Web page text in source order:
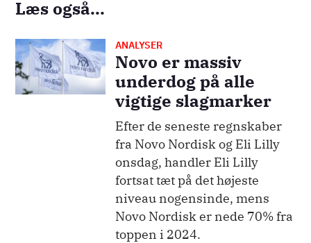
Læs også...
Billede ANALYSER
Novo er massiv
underdog på alle
vigtige slagmarker
Efter de seneste regnskaber
fra Novo Nordisk og Eli Lilly
onsdag, handler Eli Lilly
fortsat tæt på det højeste
niveau nogensinde, mens
Novo Nordisk er nede 70% fra
toppen i 2024.